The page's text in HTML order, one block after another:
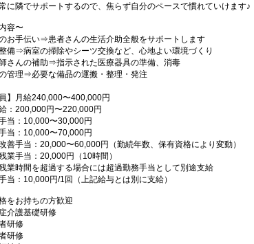
に隣でサポートするので、焦らず自分のペースで慣れていけます♪
容〜
のお手伝い⇒患者さんの生活介助全般をサポートします
整備⇒病室の掃除やシーツ交換など、心地よい環境づくり
師さんの補助⇒指示された医療器具の準備、消毒
の管理⇒必要な備品の運搬・整理・発注
員】月給240,000〜400,000円
：200,000円〜220,000円
当：10,000〜30,000円
当：10,000〜70,000円
善手当：20,000〜60,000円（勤続年数、保有資格により変動）
業手当：20,000円（10時間）
業時間を超過する場合には超過勤務手当として別途支給
当：10,000円/1回（上記給与とは別に支給）
をお持ちの方歓迎
介護基礎研修
研修
研修